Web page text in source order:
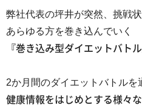
弊社代表の坪井が突然、挑戦状
あらゆる方を巻き込んでいく
『巻き込み型ダイエットバト
2か月間のダイエットバトルを
健康情報をはじめとする様々